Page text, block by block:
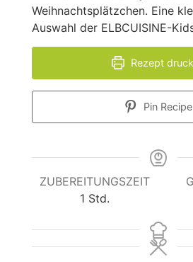
Weihnachtsplätzchen. Eine
Auswahl der ELBCUISINE-
Rezept
Pin Recipe
ZUBEREITUNGSZEIT
1 Stunde
Std.